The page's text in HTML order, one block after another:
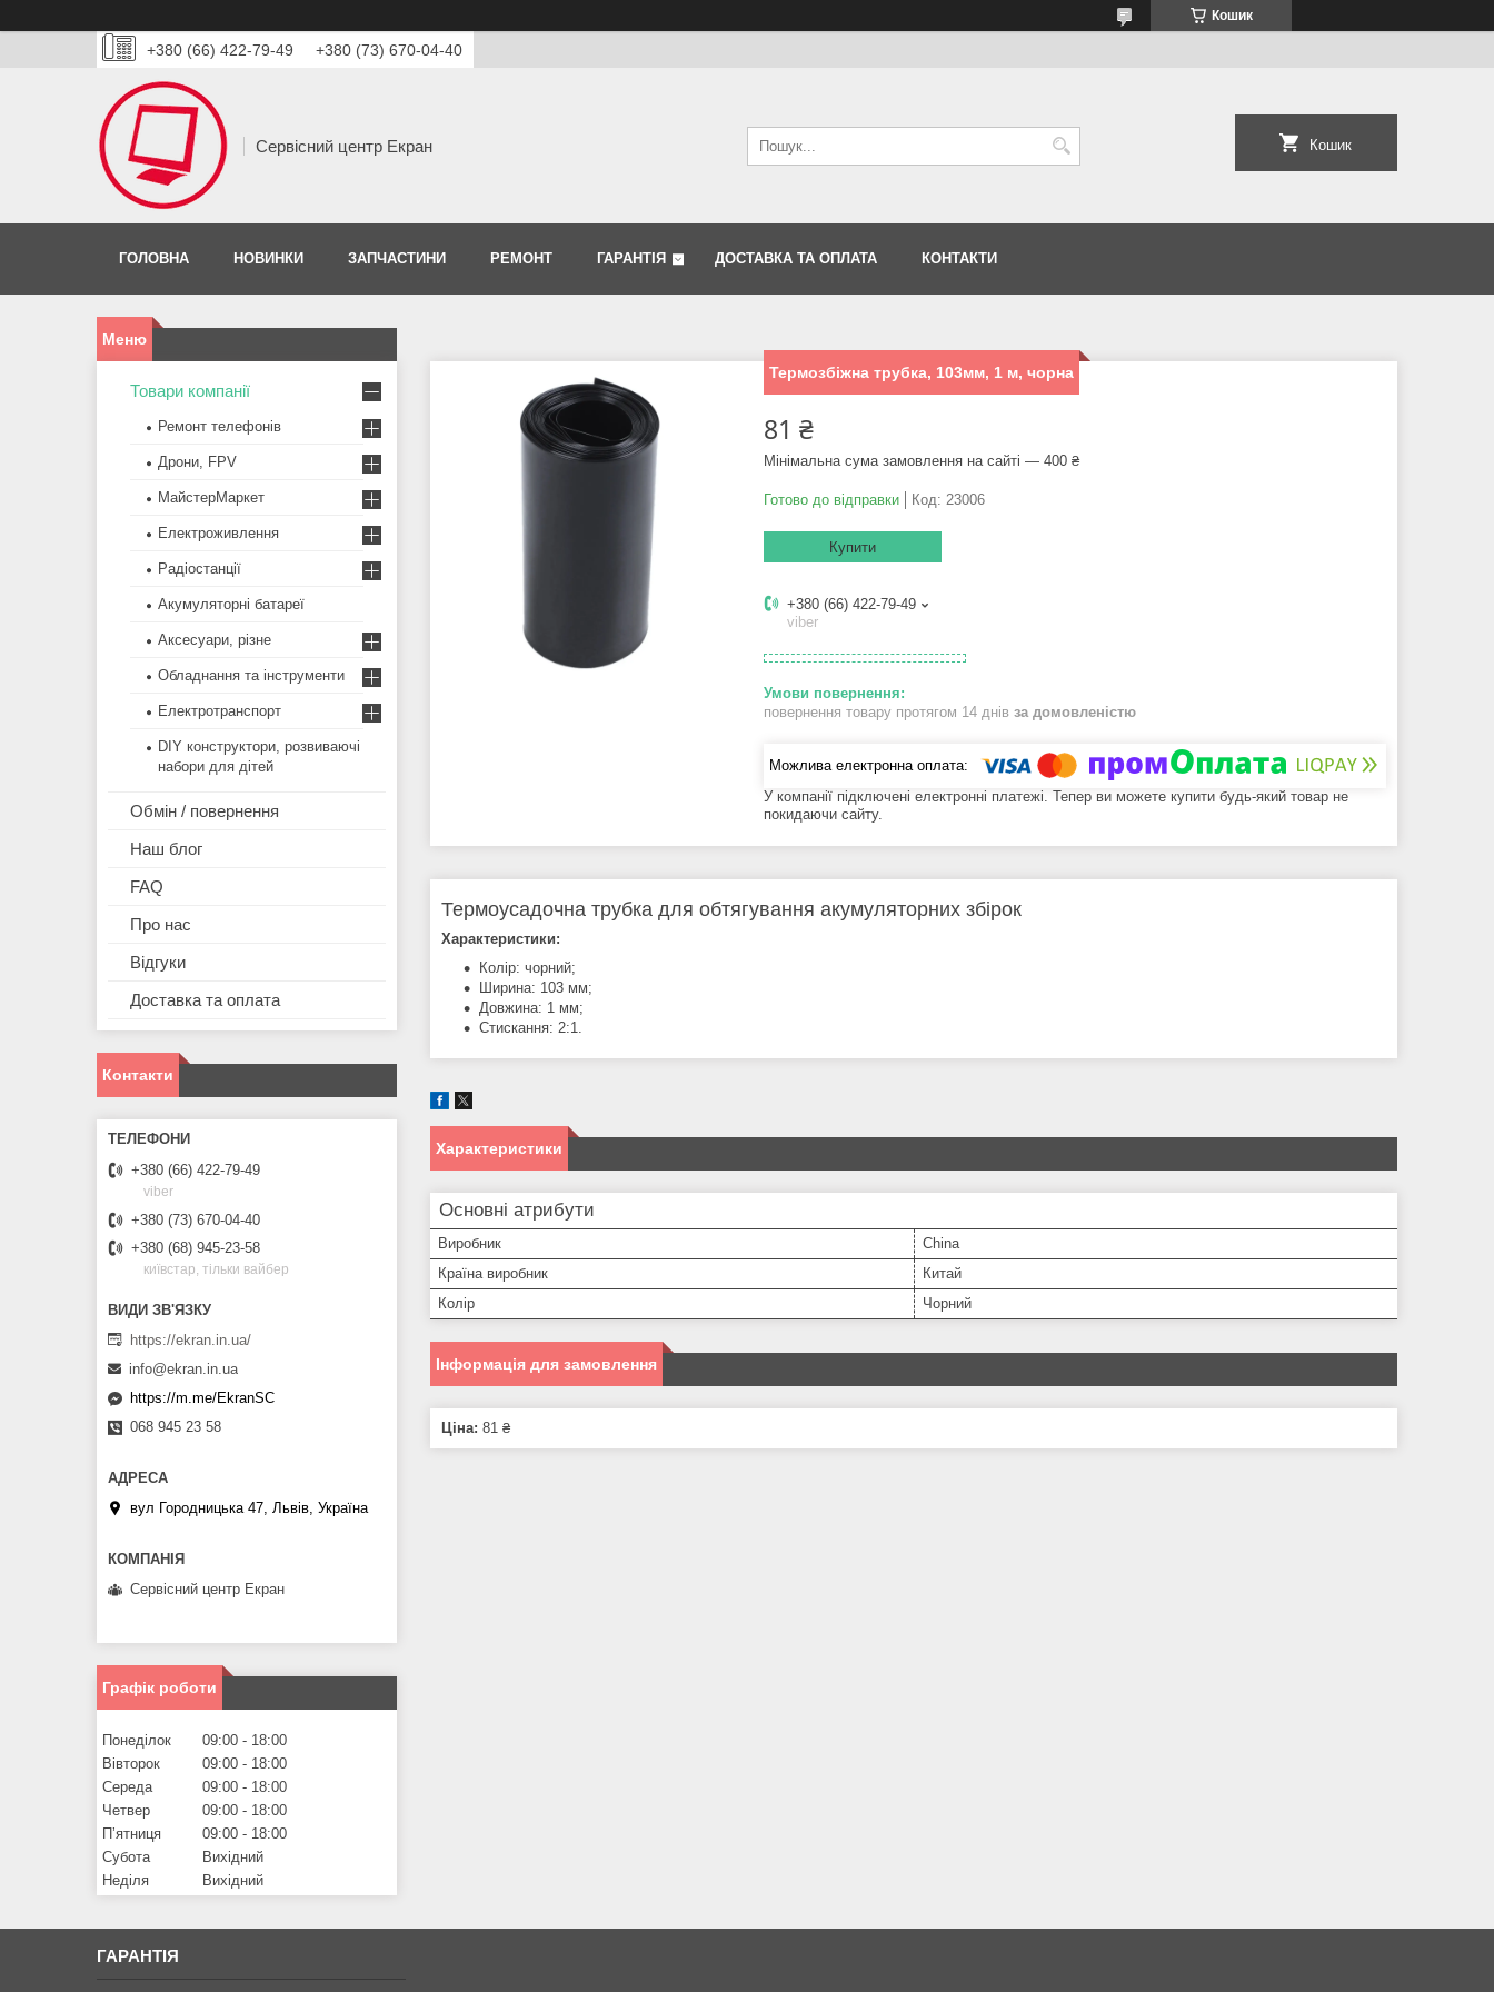
Кошик
+380 (66) 422-79-49 +380 (73) 670-04-40
Сервісний центр Екран Кошик
ГОЛОВНА НОВИНКИ ЗАПЧАСТИНИ РЕМОНТ ГАРАНТІЯ ДОСТАВКА ТА ОПЛАТА КОНТАКТИ
Термозбіжна трубка, 103мм, 1 м, чорна
81 ₴
Мінімальна сума замовлення на сайті — 400 ₴
Готово до відправки Код: 23006
Купити
+380 (66) 422-79-49
viber
повернення товару протягом 14 днів за домовленістю
У компанії підключені електронні платежі. Тепер ви можете купити будь-який товар не
покидаючи сайту.
Термоусадочна трубка для обтягування акумуляторних збірок
Характеристики:
Колір: чорний;
Ширина: 103 мм;
Довжина: 1 мм;
Стискання: 2:1.
Характеристики
Основні атрибути
Виробник
China
Країна виробник
Китай
Колір
Чорний
Інформація для замовлення
Ціна: 81 ₴
Товари компанії
Ремонт телефонів
Дрони, FPV
МайстерМаркет
Електроживлення
Радіостанції
Акумуляторні батареї
Аксесуари, різне
Обладнання та інструменти
Електротранспорт
DIY конструктори, розвиваючі
набори для дітей
Обмін / повернення
Наш блог
FAQ
Про нас
Відгуки
Доставка та оплата
Контакти
+380 (66) 422-79-49
viber
+380 (73) 670-04-40
+380 (68) 945-23-58
київстар, тільки вайбер
https://ekran.in.ua/
info@ekran.in.ua
https://m.me/EkranSC
068 945 23 58
вул Городницька 47, Львів, Україна
Сервісний центр Екран
Графік роботи
Понеділок 09:00
18:00
Вівторок
09:00
18:00
Середа
09:00
18:00
Четвер
09:00
18:00
Пʼятниця
09:00
18:00
Субота
Вихідний
Неділя
Вихідний
ГАРАНТІЯ